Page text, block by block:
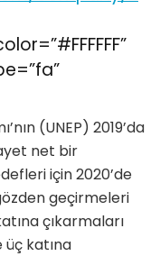
(UNEP) 2019’da
net bir
için 2020’de
geçirmeleri
çıkarmaları
katına